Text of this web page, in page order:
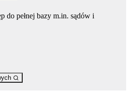
do pełnej bazy m.in. sądów i